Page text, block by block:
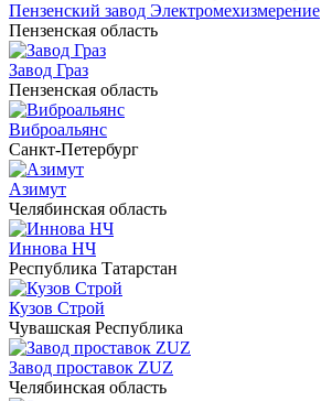
Пензенский завод Электромехизмерение
Пензенская область
Завод Граз
Пензенская область
Виброальянс
Санкт-Петербург
Азимут
Челябинская область
Иннова НЧ
Республика Татарстан
Кузов Строй
Чувашская Республика
Завод проставок ZUZ
Челябинская область